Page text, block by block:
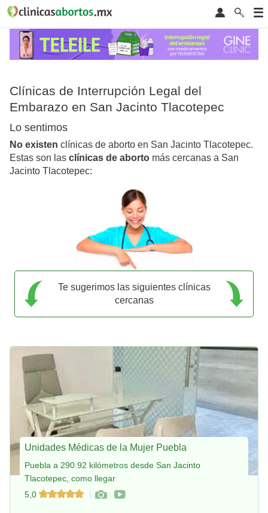
Clínicas de Interrupción Legal del
Embarazo en San Jacinto Tlacotepec
Lo sentimos
No existen clínicas de aborto en San Jacinto Tlacotepec.
Estas son las clínicas de aborto más cercanas a San
Jacinto Tlacotepec:
Te sugerimos las siguientes clínicas
cercanas
Unidades Médicas de la Mujer Puebla
Puebla a 290.92 kilómetros desde San Jacinto
Tlacotepec, como llegar
5,0